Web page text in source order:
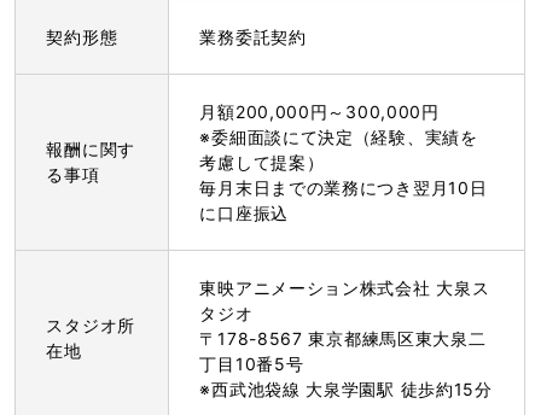
契約形態 業務委託契約
報酬に関す
る事項
月額200,000円～300,000円
※委細面談にて決定（経験、実績を
考慮して提案）
毎月末日までの業務につき翌月10日
に口座振込
スタジオ所
在地
東映アニメーション株式会社 大泉ス
タジオ
〒178-8567 東京都練馬区東大泉二
丁目10番5号
※西武池袋線 大泉学園駅 徒歩約15分